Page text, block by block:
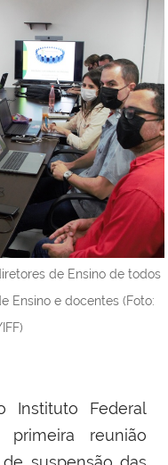
de Ensino de todos
Ensino e docentes (Foto:
Instituto Federal
primeira reunião